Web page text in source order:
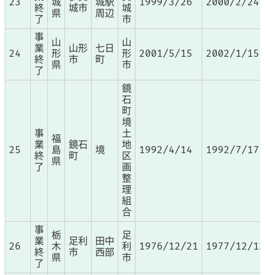
終
了
県
城市
周辺
城
市
24
事
業
終
了
山
形
県
山形
市
七日
町
山
形
市
2001/5/15 2002/1/15
25
事
業
終
了
福
島
県
鏡石
町
境
鏡
石
町
境
土
地
区
画
整
理
組
合
1992/4/14 1992/7/17
26
事
業
終
了
栃
木
県
足利
市
田中
西部
足
利
市
1976/12/21 1977/12/12